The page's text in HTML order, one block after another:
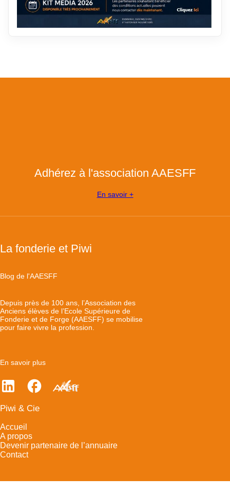
Adhérez à l'association AAESFF
En savoir +
La fonderie et Piwi
Blog de l'AAESFF
Depuis près de 100 ans, l’Association des
Anciens élèves de l’Ecole Supérieure de
Fonderie et de Forge (AAESFF) se mobilise
pour faire vivre la profession.
En savoir plus
Piwi & Cie
Accueil
A propos
Devenir partenaire de l’annuaire
Contact